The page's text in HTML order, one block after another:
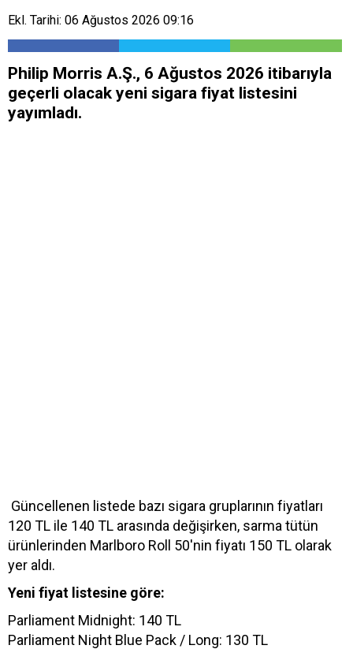
Ekl. Tarihi: 06 Ağustos 2026 09:16
Philip Morris A.Ş., 6 Ağustos 2026 itibarıyla
geçerli olacak yeni sigara fiyat listesini
yayımladı.
Güncellenen listede bazı sigara gruplarının fiyatları
120 TL ile 140 TL arasında değişirken, sarma tütün
ürünlerinden Marlboro Roll 50'nin fiyatı 150 TL olarak
yer aldı.
Yeni fiyat listesine göre:
Parliament Midnight: 140 TL
Parliament Night Blue Pack / Long: 130 TL